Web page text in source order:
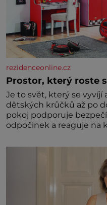
rezidenceonline.cz
Prostor, který roste
Je to svět, který se
dětských krůčků až po
pokoj podporuje
odpočinek a reaguje na
jednoduchost, měkkost